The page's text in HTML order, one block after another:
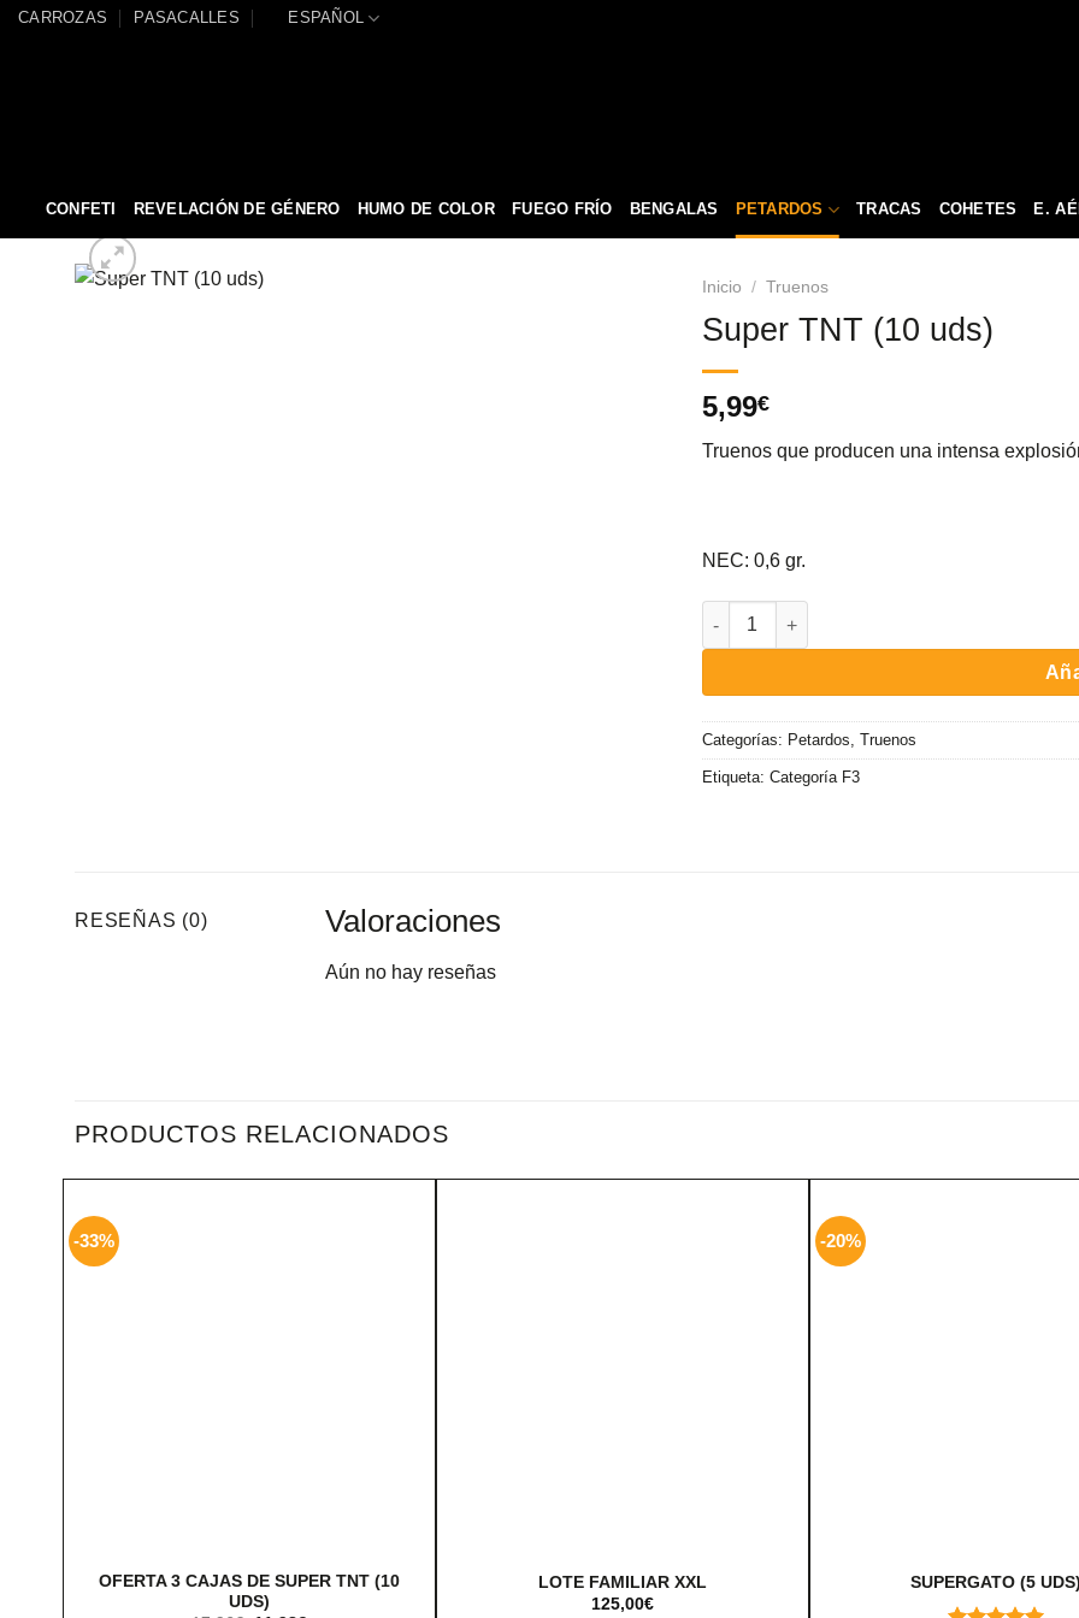
Saltar
CARROZAS PASACALLES ESPAÑOL
CONFETI REVELACIÓN DE GÉNERO HUMO DE COLOR FUEGO FRÍO BENGALAS PETARDOS TRACAS COHETES E.
Inicio / Truenos
Super TNT (10 uds)
5,99€
Truenos que producen una intensa
NEC: 0,6 gr.
Super TNT (10 uds) cantidad
Categorías: Petardos, Truenos
Etiqueta: Categoría F3
RESEÑAS (0) Valoraciones
Aún no hay reseñas
PRODUCTOS RELACIONADOS
-33%
OFERTA 3 CAJAS DE SUPER TNT (10
UDS)
LOTE FAMILIAR XXL
125,00€
-20%
SUPERGATO (5 UDS)